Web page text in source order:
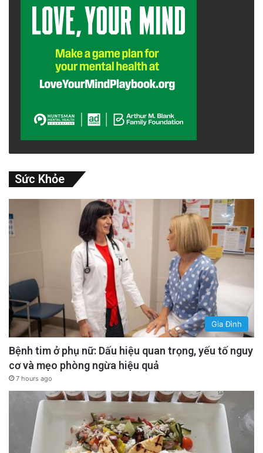
Sức Khỏe
Gia Đình
Bệnh tim ở phụ nữ: Dấu hiệu quan trọng, yếu tố nguy
cơ và mẹo phòng ngừa hiệu quả
7 hours ago